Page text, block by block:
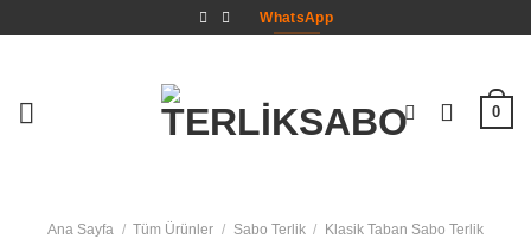
WhatsApp
0
Ana Sayfa / Tüm Ürünler / Sabo Terlik / Klasik Taban Sabo Terlik